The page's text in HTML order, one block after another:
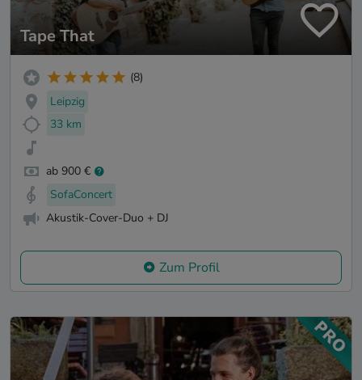
Tape That
(8)
Leipzig
33 km
ab 900 €
SofaConcert
Akustik-Cover-Duo + DJ
Zum Profil